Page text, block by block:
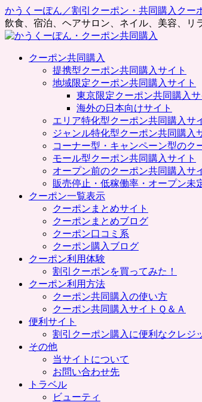
かうくーぽん／割引クーポン・共同購入クー
飲食、宿泊、ヘアサロン、ネイル、美容、
クーポン共同購入
提携型クーポン共同購入サイト
地域限定クーポン共同購入サイト
東京限定クーポン共同購入サ
海外の日本向けサイト
エリア特化型クーポン共同購入サ
ジャンル特化型クーポン共同購入
コーナー型・キャンペーン型のク
モール型クーポン共同購入サイト
オープン前のクーポン共同購入サ
販売停止・低稼働率・オープン未
クーポン一覧表示
クーポンまとめサイト
クーポンまとめブログ
クーポン口コミ系
クーポン購入ブログ
クーポン利用体験
割引クーポンを買ってみた！
クーポン利用方法
クーポン共同購入の使い方
クーポン共同購入サイトＱ＆Ａ
便利サイト
割引クーポン購入に便利なクレジ
その他
当サイトについて
お問い合わせ先
トラベル
ビューティ